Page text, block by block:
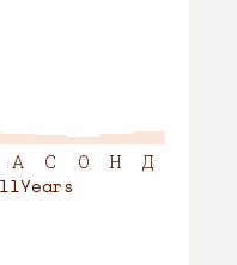
А С О Н Д